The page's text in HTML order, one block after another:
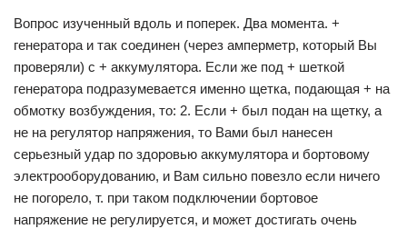
Вопрос изученный вдоль и поперек. Два момента. +
генератора и так соединен (через амперметр, который Вы
проверяли) с + аккумулятора. Если же под + шеткой
генератора подразумевается именно щетка, подающая + на
обмотку возбуждения, то: 2. Если + был подан на щетку, а
не на регулятор напряжения, то Вами был нанесен
серьезный удар по здоровью аккумулятора и бортовому
электрооборудованию, и Вам сильно повезло если ничего
не погорело, т. при таком подключении бортовое
напряжение не регулируется, и может достигать очень